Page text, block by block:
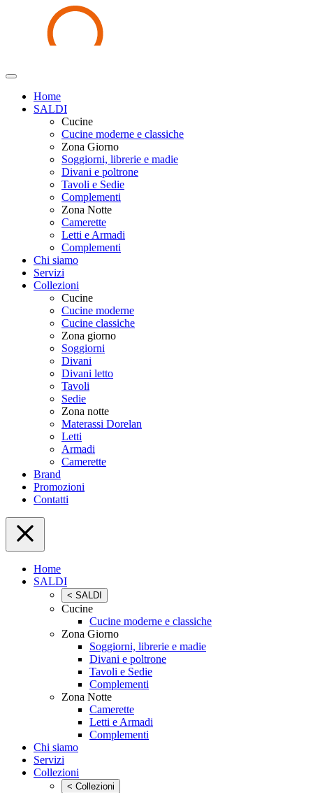
Home
SALDI
Cucine
Cucine moderne e classiche
Zona Giorno
Soggiorni, librerie e madie
Divani e poltrone
Tavoli e Sedie
Complementi
Zona Notte
Camerette
Letti e Armadi
Complementi
Chi siamo
Servizi
Collezioni
Cucine
Cucine moderne
Cucine classiche
Zona giorno
Soggiorni
Divani
Divani letto
Tavoli
Sedie
Zona notte
Materassi Dorelan
Letti
Armadi
Camerette
Brand
Promozioni
Contatti
Home
SALDI
< SALDI
Cucine
Cucine moderne e classiche
Zona Giorno
Soggiorni, librerie e madie
Divani e poltrone
Tavoli e Sedie
Complementi
Zona Notte
Camerette
Letti e Armadi
Complementi
Chi siamo
Servizi
Collezioni
< Collezioni